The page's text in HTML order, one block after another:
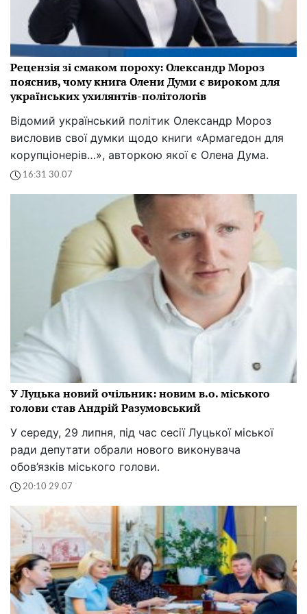
Рецензія зі смаком пороху: Олександр Мороз
пояснив, чому книга Олени Думи є вироком для
українських ухилянтів-політологів
Відомий український політик Олександр Мороз
висловив свої думки щодо книги «Армагедон для
корупціонерів…», авторкою якої є Олена Дума.
16:31 30.07
У Луцька новий очільник: новим в.о. міського
голови став Андрій Разумовський
У середу, 29 липня, під час сесії Луцької міської
ради депутати обрали нового виконувача
обов’язків міського голови.
20:10 29.07